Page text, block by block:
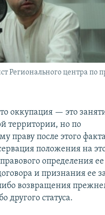
Регионального центра по
оккупация — это
территории, но по
праву после этого
положения на
определения ее
и признания ее
возвращения
другого статуса.